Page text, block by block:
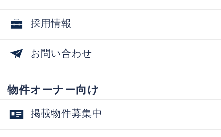
採用情報
お問い合わせ
物件オーナー向け
掲載物件募集中